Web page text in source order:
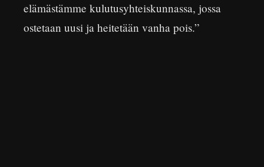
elämästämme kulutusyhteiskunnassa, jossa
ostetaan uusi ja heitetään vanha pois.”